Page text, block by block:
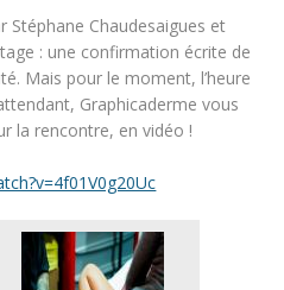
Stéphane Chaudesaigues et
: une confirmation écrite de
Mais pour le moment, l’heure
Graphicaderme vous
la rencontre, en vidéo !